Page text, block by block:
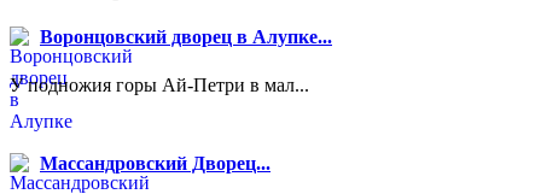
Воронцовский дворец в Алупке...
У подножия горы Ай-Петри в мал...
Массандровский Дворец...